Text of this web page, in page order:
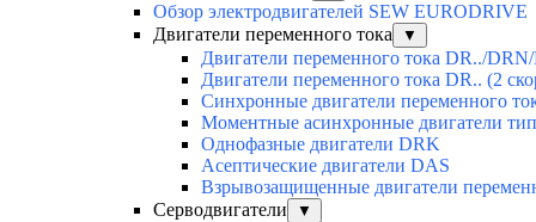
Обзор электродвигателей SEW EURODRIVE
Двигатели переменного тока
▼
Двигатели переменного тока DR../DRN/
Двигатели переменного тока DR.. (2
Синхронные двигатели переменного
Моментные асинхронные двигатели
Однофазные двигатели DRK
Асептические двигатели DAS
Взрывозащищенные двигатели
Серводвигатели
▼